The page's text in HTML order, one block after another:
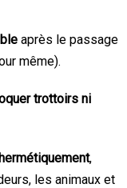
après le passage
même).
trottoirs ni
,
les animaux et